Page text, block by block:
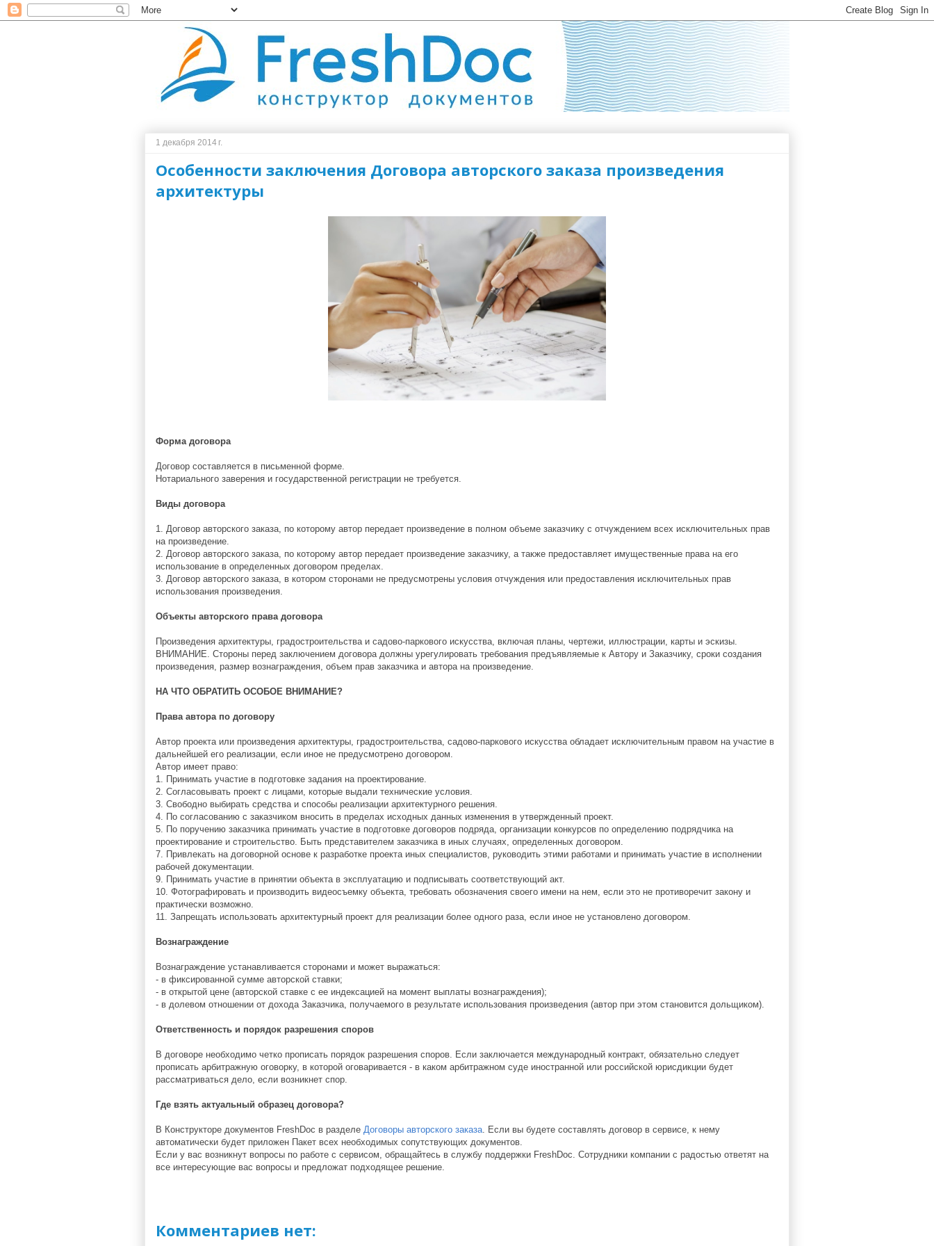
1 декабря 2014 г.
Особенности заключения Договора авторского заказа произведения
архитектуры
Форма договора
Договор составляется в письменной форме.
Нотариального заверения и государственной регистрации не требуется.
Виды договора
1. Договор авторского заказа, по которому автор передает произведение в полном объеме заказчику с отчуждением всех исключительных прав
на произведение.
2. Договор авторского заказа, по которому автор передает произведение заказчику, а также предоставляет имущественные права на его
использование в определенных договором пределах.
3. Договор авторского заказа, в котором сторонами не предусмотрены условия отчуждения или предоставления исключительных прав
использования произведения.
Объекты авторского права договора
Произведения архитектуры, градостроительства и садово-паркового искусства, включая планы, чертежи, иллюстрации, карты и эскизы.
ВНИМАНИЕ. Стороны перед заключением договора должны урегулировать требования предъявляемые к Автору и Заказчику, сроки создания
произведения, размер вознаграждения, объем прав заказчика и автора на произведение.
НА ЧТО ОБРАТИТЬ ОСОБОЕ ВНИМАНИЕ?
Права автора по договору
Автор проекта или произведения архитектуры, градостроительства, садово-паркового искусства обладает исключительным правом на участие в
дальнейшей его реализации, если иное не предусмотрено договором.
Автор имеет право:
1. Принимать участие в подготовке задания на проектирование.
2. Согласовывать проект с лицами, которые выдали технические условия.
3. Свободно выбирать средства и способы реализации архитектурного решения.
4. По согласованию с заказчиком вносить в пределах исходных данных изменения в утвержденный проект.
5. По поручению заказчика принимать участие в подготовке договоров подряда, организации конкурсов по определению подрядчика на
проектирование и строительство. Быть представителем заказчика в иных случаях, определенных договором.
7. Привлекать на договорной основе к разработке проекта иных специалистов, руководить этими работами и принимать участие в исполнении
рабочей документации.
9. Принимать участие в принятии объекта в эксплуатацию и подписывать соответствующий акт.
10. Фотографировать и производить видеосъемку объекта, требовать обозначения своего имени на нем, если это не противоречит закону и
практически возможно.
11. Запрещать использовать архитектурный проект для реализации более одного раза, если иное не установлено договором.
Вознаграждение
Вознаграждение устанавливается сторонами и может выражаться:
- в фиксированной сумме авторской ставки;
- в открытой цене (авторской ставке с ее индексацией на момент выплаты вознаграждения);
- в долевом отношении от дохода Заказчика, получаемого в результате использования произведения (автор при этом становится дольщиком).
Ответственность и порядок разрешения споров
В договоре необходимо четко прописать порядок разрешения споров. Если заключается международный контракт, обязательно следует
прописать арбитражную оговорку, в которой оговаривается - в каком арбитражном суде иностранной или российской юрисдикции будет
рассматриваться дело, если возникнет спор.
Где взять актуальный образец договора?
В Конструкторе документов FreshDoc в разделе Договоры авторского заказа. Если вы будете составлять договор в сервисе, к нему
автоматически будет приложен Пакет всех необходимых сопутствующих документов.
Если у вас возникнут вопросы по работе с сервисом, обращайтесь в службу поддержки FreshDoc. Сотрудники компании с радостью ответят на
все интересующие вас вопросы и предложат подходящее решение.
Комментариев нет: